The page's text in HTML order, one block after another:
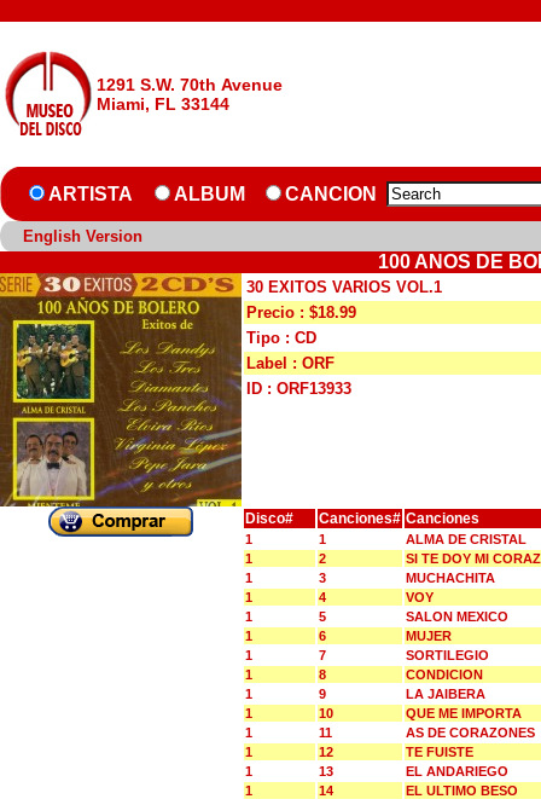
1291 S.W. 70th Avenue
Miami, FL 33144
ARTISTA ALBUM CANCION
English Version
100 ANOS DE
30 EXITOS VARIOS VOL.1
Precio : $18.99
Tipo : CD
Label : ORF
ID : ORF13933
Disco# Canciones# Canciones
1 1
ALMA DE CRISTAL
1
2
SI TE DOY MI
1
3
MUCHACHITA
1
4
VOY
1
5
SALON MEXICO
1
6
MUJER
1
7
SORTILEGIO
1
8
CONDICION
1
9
LA JAIBERA
1
10
QUE ME IMPORTA
1
11
AS DE CORAZONES
1
12
TE FUISTE
1
13
EL ANDARIEGO
1
14
EL ULTIMO BESO